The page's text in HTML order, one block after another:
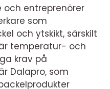
och entreprenörer
som
och ytskikt, särskilt
temperatur- och
krav på
Dalapro, som